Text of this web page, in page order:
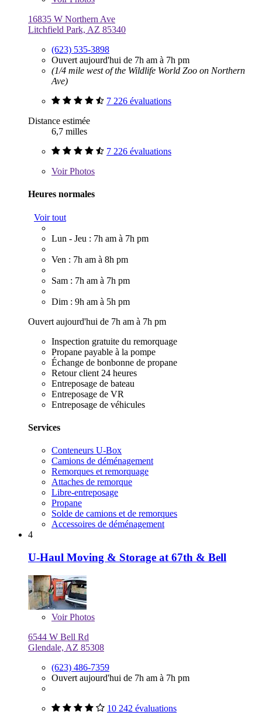
16835 W Northern Ave
Litchfield Park, AZ 85340
(623) 535-3898
Ouvert aujourd'hui de 7h am à 7h pm
(1/4 mile west of the Wildlife World Zoo on Northern
Ave)
7 226 évaluations
Distance estimée
6,7 milles
7 226 évaluations
VoirPhotos
Heures normales
Voir tout
Lun - Jeu : 7h am à 7h pm
Ven : 7h am à 8h pm
Sam : 7h am à 7h pm
Dim : 9h am à 5h pm
Ouvert aujourd'hui de 7h am à 7h pm
Inspection gratuite du remorquage
Propane payable à la pompe
Échange de bonbonne de propane
Retour client 24 heures
Entreposage de bateau
Entreposage de VR
Entreposage de véhicules
Services
Conteneurs U-Box
Camions de déménagement
Remorques et remorquage
Attaches de remorque
Libre-entreposage
Propane
Solde de camions et de remorques
Accessoires de déménagement
4
U-Haul Moving & Storage at 67th & Bell
VoirPhotos
6544 W Bell Rd
Glendale, AZ 85308
(623) 486-7359
Ouvert aujourd'hui de 7h am à 7h pm
10 242 évaluations